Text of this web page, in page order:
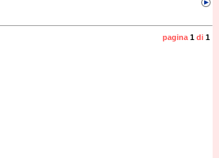
pagina1 di1